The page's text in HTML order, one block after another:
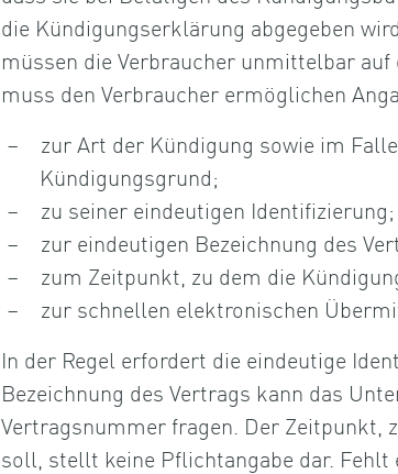
die Kündigungserklärung abgegeben
müssen die Verbraucher unmittelbar
muss den Verbraucher ermöglichen
zur Art der Kündigung sowie im
Kündigungsgrund;
zu seiner eindeutigen Identifizierung;
zur eindeutigen Bezeichnung des
zum Zeitpunkt, zu dem die
zur schnellen elektronischen
In der Regel erfordert die eindeutige
Bezeichnung des Vertrags kann das
Vertragsnummer fragen. Der Zeitpunkt,
soll, stellt keine Pflichtangabe dar. Fehlt